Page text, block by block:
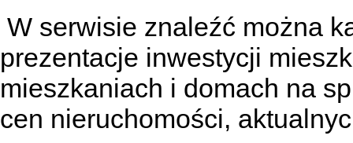
W serwisie znaleźć można
prezentacje inwestycji
mieszkaniach i domach na
cen nieruchomości,